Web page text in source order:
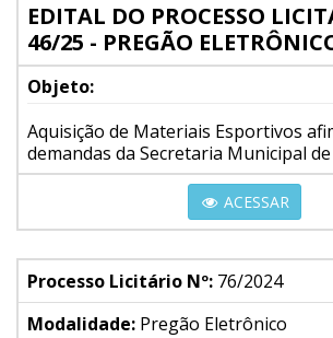
EDITAL DO PROCESSO
46/25 - PREGÃO
Objeto:
Aquisição de Materiais Esportivos
demandas da Secretaria Municipal
ACESSAR
Processo Licitário Nº: 76/2024
Modalidade: Pregão Eletrônico